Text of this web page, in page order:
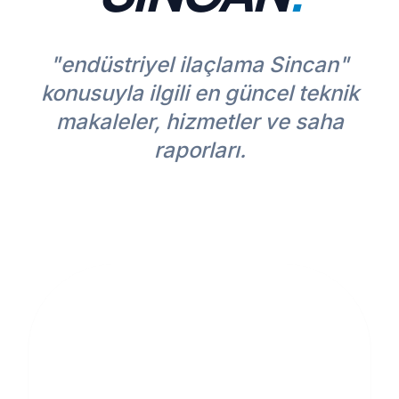
"endüstriyel ilaçlama Sincan"
konusuyla ilgili en güncel teknik
makaleler, hizmetler ve saha
raporları.